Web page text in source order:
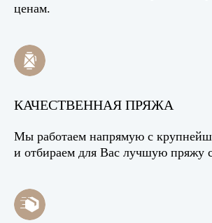
ценам.
КАЧЕСТВЕННАЯ ПРЯЖА
Мы работаем напрямую с
и отбираем для Вас лучшую пряжу